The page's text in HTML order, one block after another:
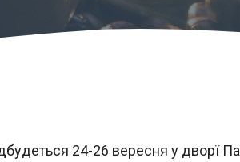
24-26 вересня у дворї